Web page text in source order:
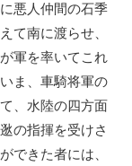
悪人仲間の石季
て南に渡らせ、
軍を率いてこれ
ま、車騎将軍の
、水陸の四方面
の指揮を受けさ
できた者には、